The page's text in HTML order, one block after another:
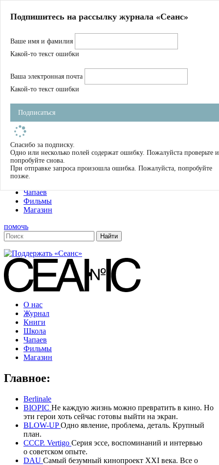
Магазин
Журнал
Школа
Устав
Фильмы
Имена
Тэги
О нас
Журнал
Книги
Чапаев
Фильмы
Магазин
помочь
О нас
Журнал
Книги
Школа
Чапаев
Фильмы
Магазин
Главное:
Berlinale
BIOPIC Не каждую жизнь можно превратить в кино. Но
эти герои хоть сейчас готовы выйти на экран.
BLOW-UPОдно явление, проблема, деталь. Крупный
план.
CCCР. Vertigo Серия эссе, воспоминаний и интервью
о советском опыте.
DAU Самый безумный кинопроект XXI века. Все о
Подпишитесь на рассылку журнала «Сеанс»
Ваше имя и фамилия
Какой-то текст ошибки
Ваша электронная почта
Какой-то текст ошибки
Подписаться
Спасибо за подписку.
Одно или несколько полей содержат ошибку. Пожалуйста проверьте и
попробуйте снова.
При отправке запроса произошла ошибка. Пожалуйста, попробуйте
позже.